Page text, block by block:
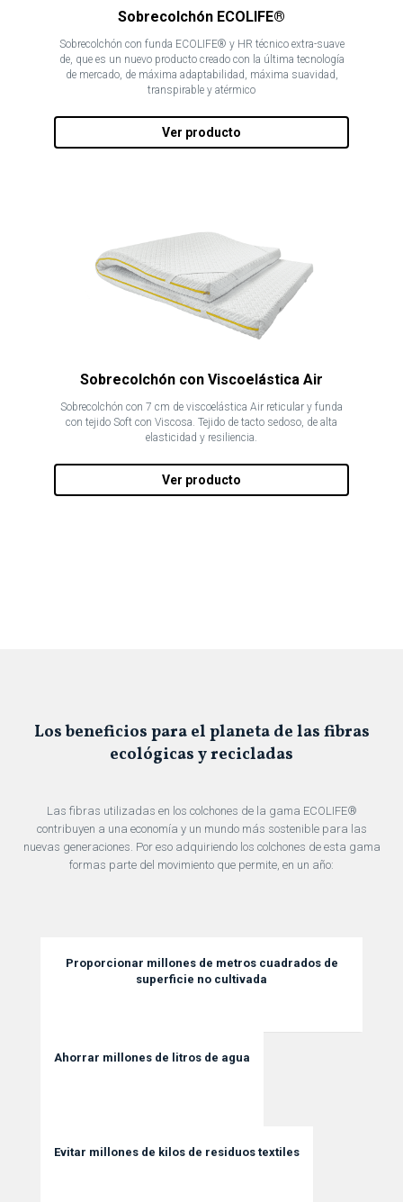
Sobrecolchón ECOLIFE®
Sobrecolchón con funda ECOLIFE® y HR técnico extra-suave
de, que es un nuevo producto creado con la última tecnología
de mercado, de máxima adaptabilidad, máxima suavidad,
transpirable y atérmico
Ver producto
Sobrecolchón con Viscoelástica Air
Sobrecolchón con 7 cm de viscoelástica Air reticular y funda
con tejido Soft con Viscosa. Tejido de tacto sedoso, de alta
elasticidad y resiliencia.
Ver producto
Los beneficios para el planeta de las fibras
ecológicas y recicladas
Las fibras utilizadas en los colchones de la gama ECOLIFE®
contribuyen a una economía y un mundo más sostenible para las
nuevas generaciones. Por eso adquiriendo los colchones de esta gama
formas parte del movimiento que permite, en un año:
Proporcionar millones de metros cuadrados de
superficie no cultivada
Ahorrar millones de litros de agua
Evitar millones de kilos de residuos textiles